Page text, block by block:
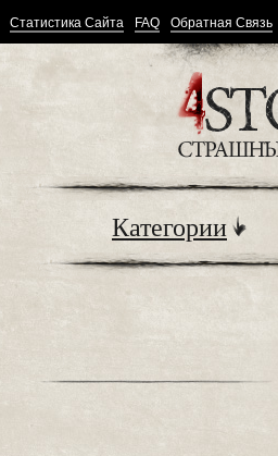
Статистика Сайта FAQ Обратная Связь
Категории